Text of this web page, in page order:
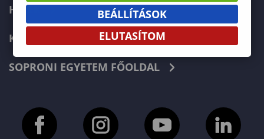
HÍREK
KAPCSOLAT
SOPRONI EGYETEM FŐOLDAL
BEÁLLÍTÁSOK
ELUTASÍTOM